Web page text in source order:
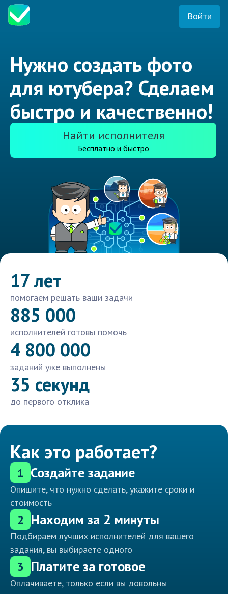
Войти
Нужно создать фото
для ютубера? Сделаем
быстро и качественно!
Найти исполнителя
Бесплатно и быстро
17 лет
помогаем решать ваши задачи
885 000
исполнителей готовы помочь
4 800 000
заданий уже выполнены
35 секунд
до первого отклика
Как это работает?
1 Создайте задание
Опишите, что нужно сделать, укажите сроки и
стоимость
2 Находим за 2 минуты
Подбираем лучших исполнителей для вашего
задания, вы выбираете одного
3 Платите за готовое
Оплачиваете, только если вы довольны